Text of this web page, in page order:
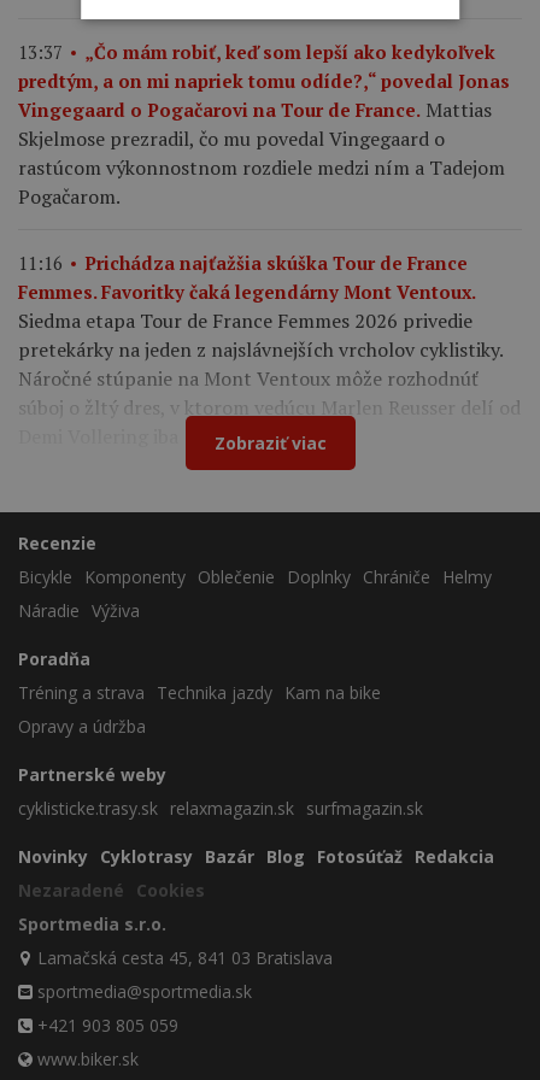
13:37
„Čo mám robiť, keď som lepší ako kedykoľvek
predtým, a on mi napriek tomu odíde?,“ povedal Jonas
Vingegaard o Pogačarovi na Tour de France. Mattias
Skjelmose prezradil, čo mu povedal Vingegaard o
rastúcom výkonnostnom rozdiele medzi ním a Tadejom
Pogačarom.
11:16
Prichádza najťažšia skúška Tour de France
Femmes. Favoritky čaká legendárny Mont Ventoux.
Siedma etapa Tour de France Femmes 2026 privedie
pretekárky na jeden z najslávnejších vrcholov cyklistiky.
Náročné stúpanie na Mont Ventoux môže rozhodnúť
súboj o žltý dres, v ktorom vedúcu Marlen Reusser delí od
Demi Vollering iba 12 sekúnd.
Zobraziť viac
Recenzie
Bicykle
Komponenty Oblečenie Doplnky Chrániče
Helmy
Náradie Výživa
Poradňa
Tréning a strava
Technika jazdy
Kam na bike
Opravy a údržba
Partnerské weby
cyklisticke.trasy.sk relaxmagazin.sk surfmagazin.sk
Novinky Cyklotrasy Bazár Blog Fotosúťaž Redakcia
Nezaradené
Cookies
Sportmedia s.r.o.
Lamačská cesta 45, 841 03 Bratislava
sportmedia@sportmedia.sk
+421 903 805 059
www.biker.sk